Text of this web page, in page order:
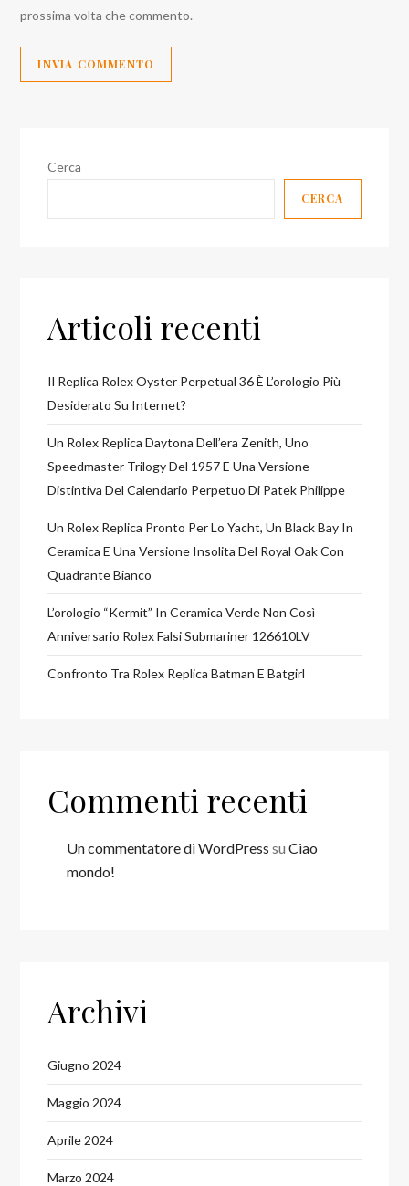
prossima volta che commento.
Cerca
CERCA
Articoli recenti
Il Replica Rolex Oyster Perpetual 36 È L’orologio Più
Desiderato Su Internet?
Un Rolex Replica Daytona Dell’era Zenith, Uno
Speedmaster Trilogy Del 1957 E Una Versione
Distintiva Del Calendario Perpetuo Di Patek Philippe
Un Rolex Replica Pronto Per Lo Yacht, Un Black Bay In
Ceramica E Una Versione Insolita Del Royal Oak Con
Quadrante Bianco
L’orologio “Kermit” In Ceramica Verde Non Così
Anniversario Rolex Falsi Submariner 126610LV
Confronto Tra Rolex Replica Batman E Batgirl
Commenti recenti
Un commentatore di WordPress suCiao
mondo!
Archivi
Giugno 2024
Maggio 2024
Aprile 2024
Marzo 2024